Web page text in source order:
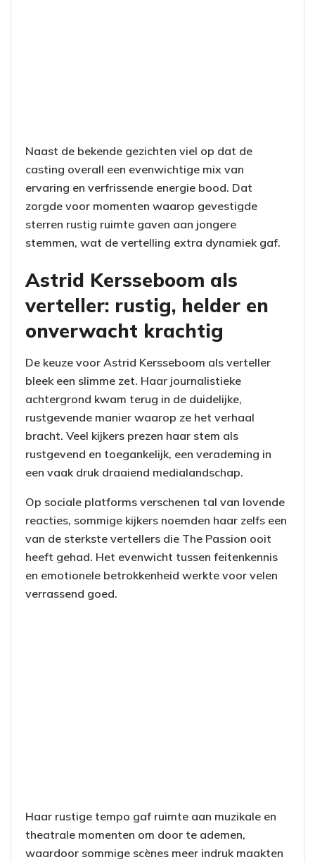
Naast de bekende gezichten viel op dat de
casting overall een evenwichtige mix van
ervaring en verfrissende energie bood. Dat
zorgde voor momenten waarop gevestigde
sterren rustig ruimte gaven aan jongere
stemmen, wat de vertelling extra dynamiek gaf.
Astrid Kersseboom als
verteller: rustig, helder en
onverwacht krachtig
De keuze voor Astrid Kersseboom als verteller
bleek een slimme zet. Haar journalistieke
achtergrond kwam terug in de duidelijke,
rustgevende manier waarop ze het verhaal
bracht. Veel kijkers prezen haar stem als
rustgevend en toegankelijk, een verademing in
een vaak druk draaiend medialandschap.
Op sociale platforms verschenen tal van lovende
reacties, sommige kijkers noemden haar zelfs een
van de sterkste vertellers die The Passion ooit
heeft gehad. Het evenwicht tussen feitenkennis
en emotionele betrokkenheid werkte voor velen
verrassend goed.
Haar rustige tempo gaf ruimte aan muzikale en
theatrale momenten om door te ademen,
waardoor sommige scènes meer indruk maakten